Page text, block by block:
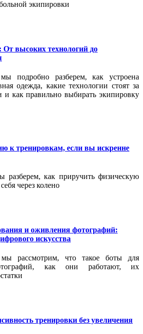
экипировки
высоких технологий до
подробно разберем, как устроена
одежда, какие технологии стоят за
как правильно выбирать экипировку
к тренировкам, если вы искренне
разберем, как приручить физическую
через колено
и оживления фотографий:
искусства
рассмотрим, что такое боты для
как они работают, их
тренировки без увеличения